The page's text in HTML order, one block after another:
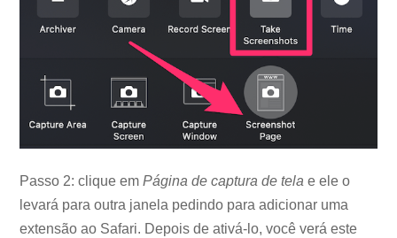
Passo 2: clique emPágina de captura de tela e ele o
levará para outra janela pedindo para adicionar uma
extensão ao Safari. Depois de ativá-lo, você verá este